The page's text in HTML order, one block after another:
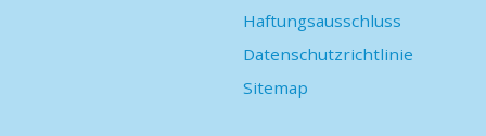
Haftungsausschluss
Datenschutzrichtlinie
Sitemap